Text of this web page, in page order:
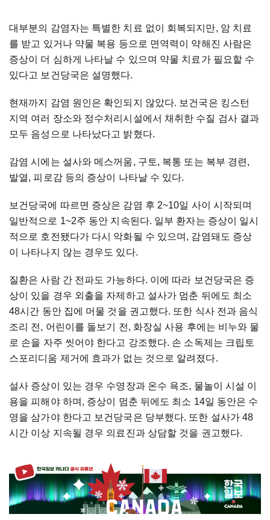
대부분의 감염자는 특별한 치료 없이 회복되지만, 암 치료
를 받고 있거나 약물 복용 등으로 면역력이 약해진 사람은
증상이 더 심하게 나타날 수 있으며 약물 치료가 필요할 수
있다고 보건당국은 설명했다.
현재까지 감염 원인은 확인되지 않았다. 보건국은 킹스턴
지역 여러 장소와 정수처리시설에서 채취한 수질 검사 결과
모두 음성으로 나타났다고 밝혔다.
감염 시에는 설사와 메스꺼움, 구토, 복통 또는 복부 경련,
발열, 피로감 등의 증상이 나타날 수 있다.
보건당국에 따르면 증상은 감염 후 2~10일 사이 시작되며
일반적으로 1~2주 동안 지속된다. 일부 환자는 증상이 일시
적으로 호전됐다가 다시 악화될 수 있으며, 감염돼도 증상
이 나타나지 않는 경우도 있다.
질환은 사람 간 전파도 가능하다. 이에 따라 보건당국은 증
상이 있을 경우 외출을 자제하고 설사가 멈춘 뒤에도 최소
48시간 동안 집에 머물 것을 권고했다. 또한 식사 전과 음식
조리 전, 어린이를 돌보기 전, 화장실 사용 후에는 비누와 물
로 손을 자주 씻어야 한다고 강조했다. 손 소독제는 크립토
스포리디움 제거에 효과가 없는 것으로 알려졌다.
설사 증상이 있는 경우 수영장과 온수 욕조, 물놀이 시설 이
용을 피해야 하며, 증상이 멈춘 뒤에도 최소 14일 동안은 수
영을 삼가야 한다고 보건당국은 당부했다. 또한 설사가 48
시간 이상 지속될 경우 의료진과 상담할 것을 권고했다.